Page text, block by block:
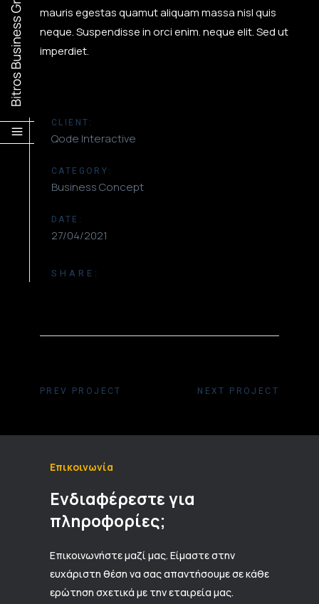
mauris egestas quamut aliquam massa nisl quis
neque. Suspendisse in orci enim. neque elit. Sed ut
imperdiet.
CLIENT:
Qode Interactive
CATEGORY:
Business Concept
DATE:
27/04/2021
SHARE:
PREV PROJECT NEXT PROJECT
Επικοινωνία
Ενδιαφέρεστε για
πληροφορίες;
Επικοινωνήστε μαζί μας. Είμαστε στην
ευχάριστη θέση να σας απαντήσουμε σε κάθε
ερώτηση σχετικά με την εταιρεία μας.